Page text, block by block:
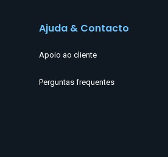
Ajuda & Contacto
Apoio ao cliente
Perguntas frequentes